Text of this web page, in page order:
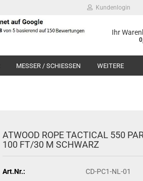
Kundenlogin
Ihr
MESSER / SCHIESSEN WEITERE
ATWOOD ROPE TACTICAL 550
100 FT/30 M SCHWARZ
Art.Nr.:
CD-PC1-NL-01